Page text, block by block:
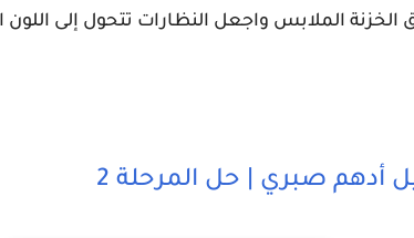
الملابس واجعل النظارات تتحول إلى اللون